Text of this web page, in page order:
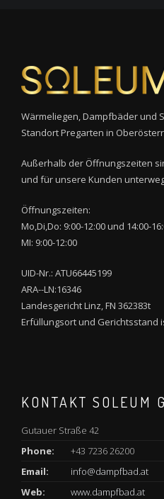
Wärmeliegen, Dampfbäder und
Standort Pregarten in
Außerhalb der Öffnungszeiten
und für unsere Kunden
Öffnungszeiten:
Mo,Di,Do: 9:00-12:00 und 14:00-
MI: 9:00-12:00
UID-Nr.: ATU66445199
ARA--LN:16346
Landesgericht Linz, FN 362383t
Erfüllungsort und Gerichtsstand
KONTAKT SOLEUM
Gutauer Straße 42
Phone:
+43 7236 26200
Email:
info@dampfbad.at
Web:
www.dampfbad.at